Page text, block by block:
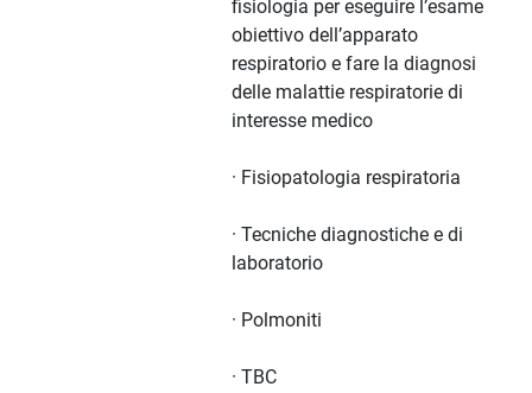
fisiologia per eseguire l’esame
obiettivo dell’apparato
respiratorio e fare la diagnosi
delle malattie respiratorie di
interesse medico
· Fisiopatologia respiratoria
· Tecniche diagnostiche e di
laboratorio
· Polmoniti
· TBC